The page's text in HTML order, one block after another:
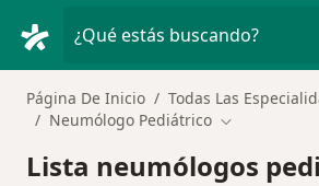
¿Qué estás buscando?
Página De Inicio
Todas Las
Neumólogo Pediátrico Cambiar de
Lista neumólogos